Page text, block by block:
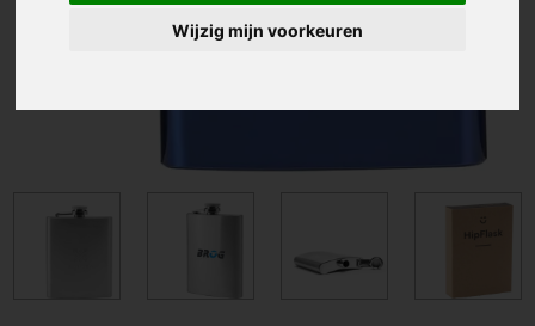
Wijzig mijn voorkeuren